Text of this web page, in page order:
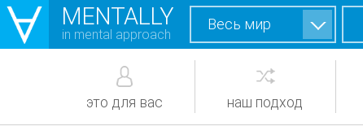
MENTALLY
in mental approach
Весь мир
это для вас наш подход